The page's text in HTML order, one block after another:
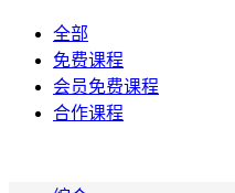
全部
免费课程
会员免费课程
合作课程